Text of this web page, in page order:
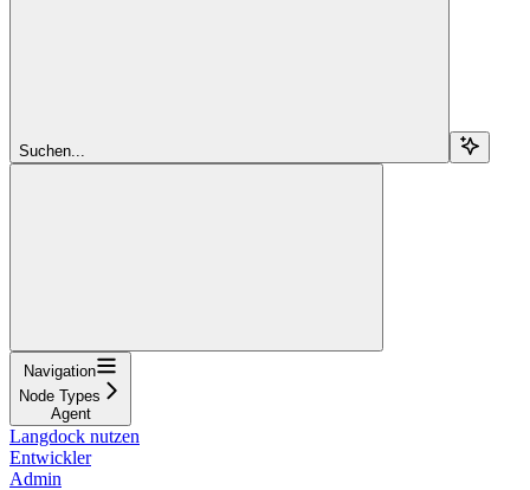
Suchen...
Navigation
Node Types
Agent
Langdock nutzen
Entwickler
Admin